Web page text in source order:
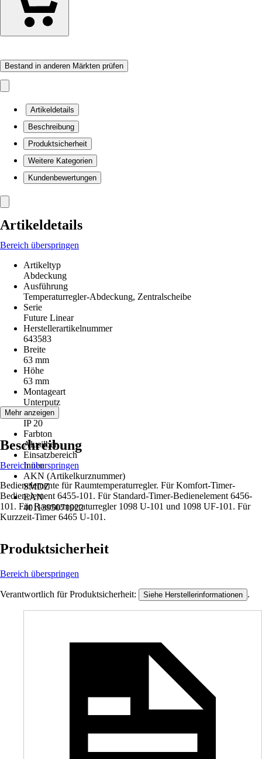
Bestand in anderen Märkten prüfen
Artikeldetails
Beschreibung
Produktsicherheit
Weitere Kategorien
Kundenbewertungen
Artikeldetails
Bereich überspringen
Artikeltyp
Abdeckung
Ausführung
Temperaturregler-Abdeckung, Zentralscheibe
Serie
Future Linear
Herstellerartikelnummer
643583
Breite
63 mm
Höhe
63 mm
Montageart
Unterputz
Schutzart
IP 20
Farbton
Alusilber
Einsatzbereich
Innen
AKN (Artikelkurznummer)
SMDZ
EAN
4011395071922
Mehr anzeigen
Beschreibung
Bereich überspringen
Bedienelemente für Raumtemperaturregler. Für Komfort-Timer-
Bedienelement 6455-101. Für Standard-Timer-Bedienelement 6456-
101. Für Raumtemperaturregler 1098 U-101 und 1098 UF-101. Für
Kurzzeit-Timer 6465 U-101.
Produktsicherheit
Bereich überspringen
Verantwortlich für Produktsicherheit: Siehe Herstellerinformationen .